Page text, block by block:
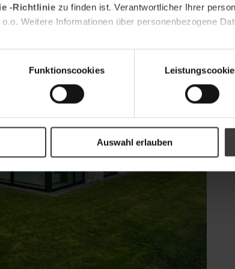
-Richtlinie zu finden ist. Verantwortlicher Ihrer
Weitere Informationen über personenbezogene
Funktionscookies
Auswahl erlauben